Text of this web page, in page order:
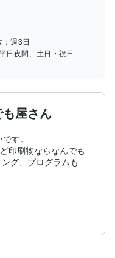
：週3日
日夜間、土日・祝日
屋さん
す。
印刷物ならなんでも
グ、プログラムも